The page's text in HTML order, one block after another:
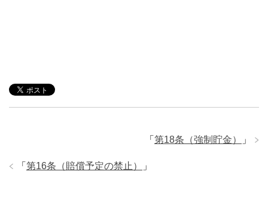
「 第18条（強制貯金） 」
「 第16条（賠償予定の禁止） 」